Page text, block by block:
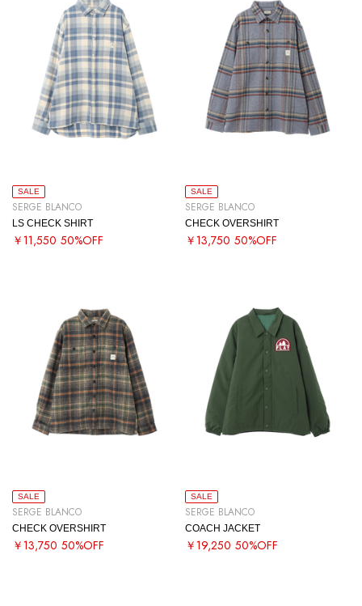
SALE
SERGE BLANCO
LS CHECK SHIRT
￥11,550 50%OFF
SALE
SERGE BLANCO
CHECK OVERSHIRT
￥13,750 50%OFF
SALE
SERGE BLANCO
CHECK OVERSHIRT
￥13,750 50%OFF
SALE
SERGE BLANCO
COACH JACKET
￥19,250 50%OFF